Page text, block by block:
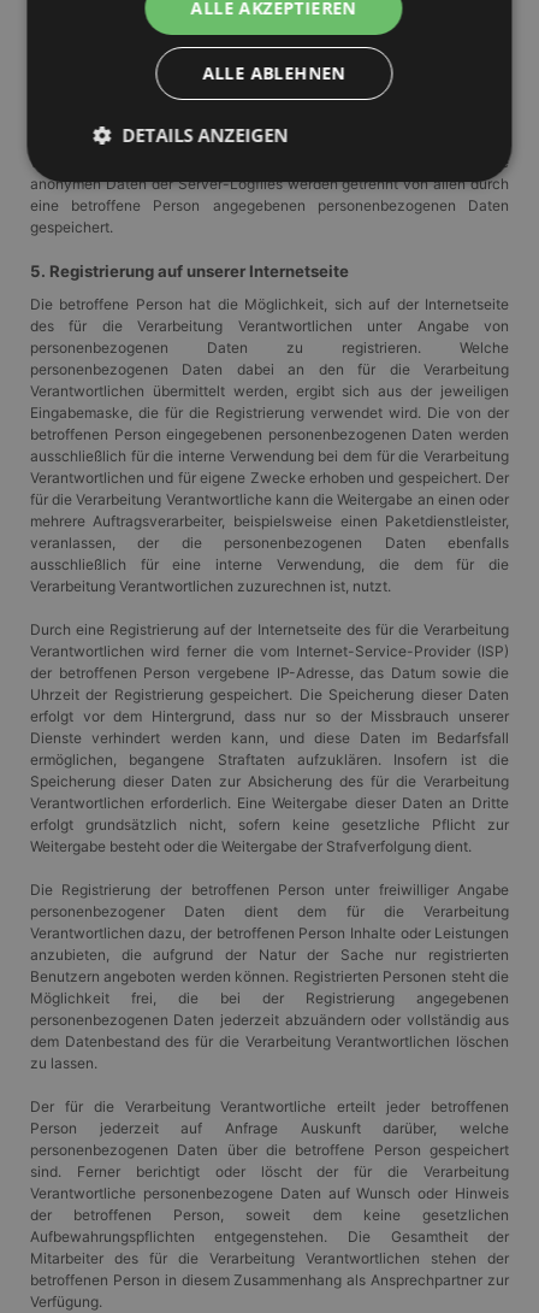
der Technik unserer Internetseite zu gewährleisten sowie (4) um
Strafverfolgungsbehörden im Falle eines Cyberangriffes die zur
Strafverfolgung notwendigen Informationen bereitzustellen. Diese
anonym erhobenen Daten und Informationen werden durch GANGL.DE
daher einerseits statistisch und ferner mit dem Ziel ausgewertet, den
erhöhen, um letztlich ein optimales Schutzniveau für die von uns
verarbeiteten personenbezogenen Daten sicherzustellen. Die
anonymen Daten der Server-Logfiles werden getrennt von allen durch
eine betroffene Person angegebenen personenbezogenen Daten
gespeichert.
5. Registrierung auf unserer Internetseite
Die betroffene Person hat die Möglichkeit, sich auf der Internetseite
des für die Verarbeitung Verantwortlichen unter Angabe von
personenbezogenen Daten zu registrieren. Welche
personenbezogenen Daten dabei an den für die Verarbeitung
Verantwortlichen übermittelt werden, ergibt sich aus der jeweiligen
Eingabemaske, die für die Registrierung verwendet wird. Die von der
betroffenen Person eingegebenen personenbezogenen Daten werden
ausschließlich für die interne Verwendung bei dem für die Verarbeitung
Verantwortlichen und für eigene Zwecke erhoben und gespeichert. Der
für die Verarbeitung Verantwortliche kann die Weitergabe an einen oder
mehrere Auftragsverarbeiter, beispielsweise einen Paketdienstleister,
veranlassen, der die personenbezogenen Daten ebenfalls
ausschließlich für eine interne Verwendung, die dem für die
Verarbeitung Verantwortlichen zuzurechnen ist, nutzt.
Durch eine Registrierung auf der Internetseite des für die Verarbeitung
Verantwortlichen wird ferner die vom Internet-Service-Provider (ISP)
der betroffenen Person vergebene IP-Adresse, das Datum sowie die
Uhrzeit der Registrierung gespeichert. Die Speicherung dieser Daten
erfolgt vor dem Hintergrund, dass nur so der Missbrauch unserer
Dienste verhindert werden kann, und diese Daten im Bedarfsfall
ermöglichen, begangene Straftaten aufzuklären. Insofern ist die
Speicherung dieser Daten zur Absicherung des für die Verarbeitung
Verantwortlichen erforderlich. Eine Weitergabe dieser Daten an Dritte
erfolgt grundsätzlich nicht, sofern keine gesetzliche Pflicht zur
Weitergabe besteht oder die Weitergabe der Strafverfolgung dient.
Die Registrierung der betroffenen Person unter freiwilliger Angabe
personenbezogener Daten dient dem für die Verarbeitung
Verantwortlichen dazu, der betroffenen Person Inhalte oder Leistungen
anzubieten, die aufgrund der Natur der Sache nur registrierten
Benutzern angeboten werden können. Registrierten Personen steht die
Möglichkeit frei, die bei der Registrierung angegebenen
personenbezogenen Daten jederzeit abzuändern oder vollständig aus
dem Datenbestand des für die Verarbeitung Verantwortlichen löschen
zu lassen.
Der für die Verarbeitung Verantwortliche erteilt jeder betroffenen
Person jederzeit auf Anfrage Auskunft darüber, welche
personenbezogenen Daten über die betroffene Person gespeichert
sind. Ferner berichtigt oder löscht der für die Verarbeitung
Verantwortliche personenbezogene Daten auf Wunsch oder Hinweis
der betroffenen Person, soweit dem keine gesetzlichen
Aufbewahrungspflichten entgegenstehen. Die Gesamtheit der
Mitarbeiter des für die Verarbeitung Verantwortlichen stehen der
betroffenen Person in diesem Zusammenhang als Ansprechpartner zur
Verfügung.
ALLE AKZEPTIEREN
ALLE ABLEHNEN
DETAILS ANZEIGEN
Targeting
Unklassifizierte
Unbedingt erforderliche Cookies ermöglichen
wesentliche Kernfunktionen der Website wie die
Benutzeranmeldung und die Kontoverwaltung.
Ohne die unbedingt erforderlichen Cookies kann die
Website nicht ordnungsgemäß verwendet werden.
Name
Anbieter /
Domäne
Ablaufdatum
PHPSESSID
PHP.net
www.gangl.de
Session
Cookie,
wird, die
Sprache
eine
die zum
sich um
und
die Site
gutes
die
Benutzer
Seiten.
CookieScriptConsent
CookieScript
www.gangl.de
1 Monat
Cookie-
für
Banner
Name
Anbieter
/
Domäne
Ablaufdatum Beschreibung
_ga
Google
LLC
.gangl.de
1 Jahr 1
Monat
Dieser Cookie-
Name ist mit
Google Universal
Analytics
verknüpft. Dies ist
eine wichtige
Aktualisierung des
Name
Anbieter/
Domäne
Ablaufdatum Beschreibung
MUID
Microsoft
Corporation
.bing.com
1 Jahr
Dieses Cookie wird
von Microsoft
häufig als
eindeutige
Benutzerkennung
verwendet. Es kann
Domäne
_tt_enable_cookie .gangl.de
1 Jahr
_ttp
.tiktok.com
1 Jahr
_rdt_uuid
.gangl.de
3 Monate
_ttp
.gangl.de
1 Jahr
_clsk
Microsoft
.gangl.de
1 Tag